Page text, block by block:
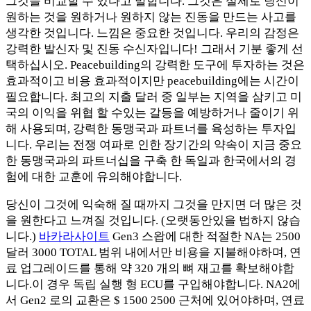
원하는 것을 원하거나 원하지 않는 진동을 만드는 사고를
생각한 것입니다. 느낌은 중요한 것입니다. 우리의 감정은
강력한 발신자 및 진동 수신자입니다! 그래서 기분 좋게 선
택하십시오. Peacebuilding의 강력한 도구에 투자하는 것은
효과적이고 비용 효과적이지만 peacebuilding에는 시간이
필요합니다. 최고의 지출 달러 중 일부는 지역을 삼키고 미
국의 이익을 위협 할 수있는 갈등을 예방하거나 줄이기 위
해 사용되며, 강력한 동맹국과 파트너를 육성하는 투자입
니다. 우리는 전쟁 여파로 인한 장기간의 약속이 지금 중요
한 동맹국과의 파트너십을 구축 한 독일과 한국에서의 경
험에 대한 교훈에 유의해야합니다.
당신이 그것에 익숙해 질 때까지 그것을 만지면 더 많은 것
을 원한다고 느껴질 것입니다. (오랫동안있을 법하지 않습
니다.) 바카라사이트 Gen3 스왑에 대한 적절한 NA는 2500
달러 3000 TOTAL 범위 내에서만 비용을 지불해야하며, 연
료 업그레이드를 통해 약 320 개의 뼈 재고를 확보해야합
니다.이 경우 독립 실행 형 ECU를 구입해야합니다. NA2에
서 Gen2 로의 교환은 $ 1500 2500 근처에 있어야하며, 연료